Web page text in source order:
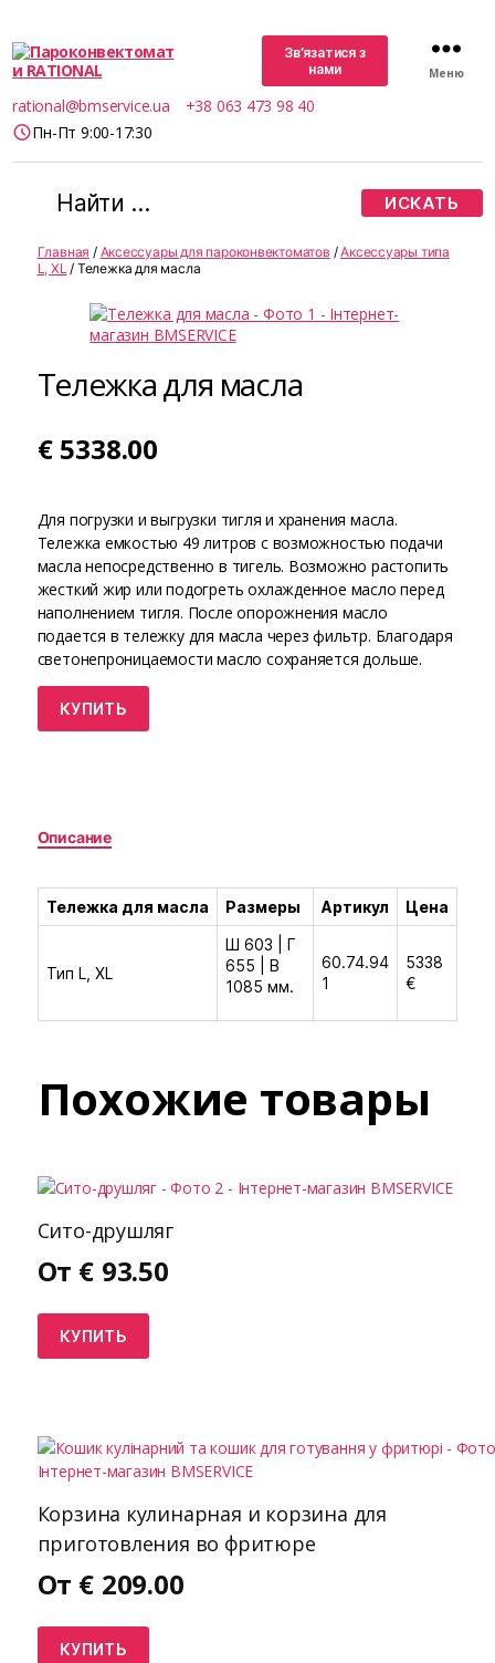
RATIONAL
Зв’язатися з
нами
rational@bmservice.ua
+38 063 473 98 40
Пн-Пт 9:00-17:30
Меню
Поиск:
Главная / Аксессуары для пароконвектоматов /Аксессуары типа
L, XL/ Тележка для масла
Тележка для масла
€ 5338.00
Для погрузки и выгрузки тигля и хранения масла.
Тележка емкостью 49 литров с возможностью подачи
масла непосредственно в тигель. Возможно растопить
жесткий жир или подогреть охлажденное масло перед
наполнением тигля. После опорожнения масло
подается в тележку для масла через фильтр. Благодаря
светонепроницаемости масло сохраняется дольше.
КУПИТЬ
Описание
Тележка для масла Размеры Артикул Цена
Тип L, XL
Ш 603 | Г
655 | В
1085 мм.
60.74.94
1
5338
€
Похожие товары
Сито-друшляг
От € 93.50
КУПИТЬ
Корзина кулинарная и корзина для
приготовления во фритюре
От € 209.00
КУПИТЬ